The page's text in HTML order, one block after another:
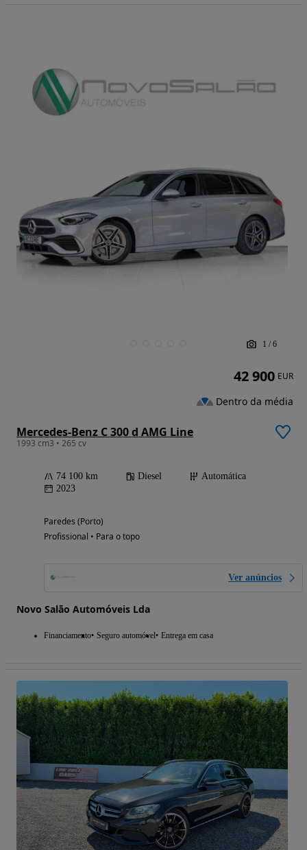
1 / 6
Mercedes-Benz C 300 d AMG Line
1993 cm3 • 265 cv
74 100 km Diesel
Automática
2023
Paredes (Porto)
Profissional • Para o topo
Ver anúncios
Novo Salão Automóveis Lda
Financiamento Seguro automóvel Entrega em casa
42 900 EUR
Dentro da média